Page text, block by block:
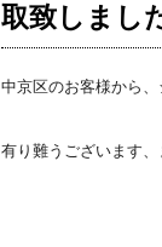
取致しまし
中京区のお客様から、
有り難うございます、